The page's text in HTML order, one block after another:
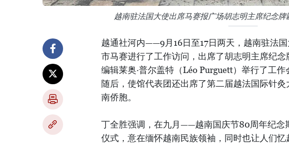
越南驻法国大使出席马赛报广场胡志明主席纪念
越通社河内——9月16日至17日两天，越南驻法
市马赛进行了工作访问，出席了胡志明主席纪
编辑莱奥·普尔盖特（Léo Purguett）举行了工作
随后，使馆代表团还出席了第二届越法国际针
南侨胞。
丁全胜强调，在九月——越南国庆节80周年纪念
仪式，意在缅怀越南民族领袖，同时也让人们